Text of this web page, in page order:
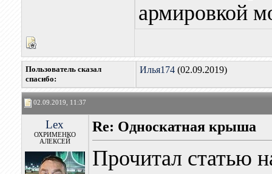
армировкой
Пользователь сказал
cпасибо:
Илья174(02.09.2019)
02.09.2019, 11:37
Lex
ОХРИМЕНКО
АЛЕКСЕЙ
Re: Односкатная крыша
Прочитал статью